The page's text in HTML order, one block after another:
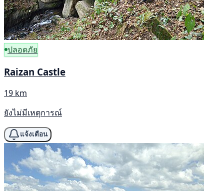
ปลอดภัย
Raizan Castle
19 km
ยังไม่มีเหตุการณ์
แจ้งเตือน